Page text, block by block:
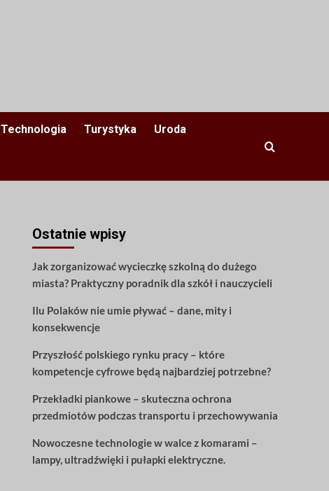
Technologia Turystyka Uroda
Ostatnie wpisy
Jak zorganizować wycieczkę szkolną do dużego
miasta? Praktyczny poradnik dla szkół i nauczycieli
Ilu Polaków nie umie pływać – dane, mity i
konsekwencje
Przyszłość polskiego rynku pracy – które
kompetencje cyfrowe będą najbardziej potrzebne?
Przekładki piankowe – skuteczna ochrona
przedmiotów podczas transportu i przechowywania
Nowoczesne technologie w walce z komarami –
lampy, ultradźwięki i pułapki elektryczne.